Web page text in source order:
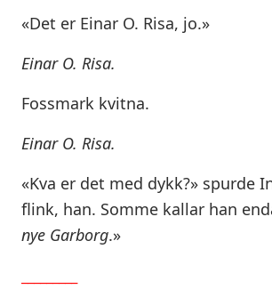
«Det er Einar O. Risa, jo.»
Einar O. Risa.
Fossmark kvitna.
Einar O. Risa.
«Kva er det med dykk?» spurde
flink, han. Somme kallar han
nye Garborg.»